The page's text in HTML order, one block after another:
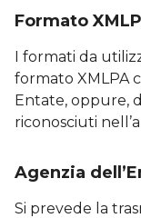
Formato
I formati da
formato XMLPA
Entate, oppure,
riconosciuti
Agenzia
Si prevede la